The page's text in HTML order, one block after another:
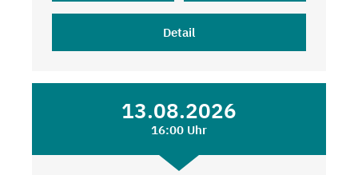
Detail
13.08.2026
16:00 Uhr